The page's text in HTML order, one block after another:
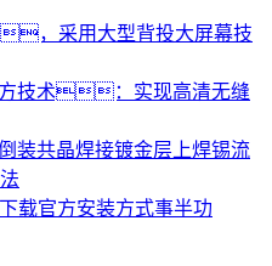
，采用大型背投大屏幕技
方技术：实现高清无缝
装共晶焊接镀金层上焊锡流
载官方安装方式事半功